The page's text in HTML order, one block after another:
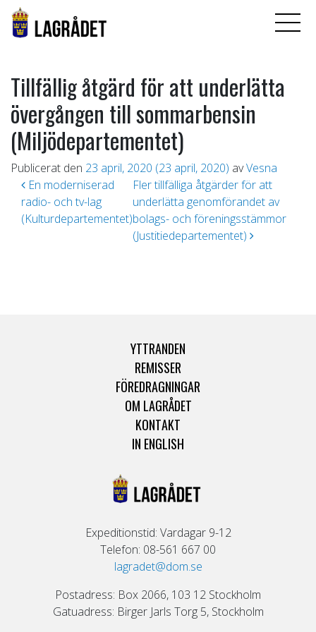
Tillfällig åtgärd för att underlätta
övergången till sommarbensin
(Miljödepartementet)
Publicerat den 23 april, 2020 (23 april, 2020) avVesna
Inläggsnavigering
En moderniserad
radio- och tv-lag
(Kulturdepartementet)
Fler tillfälliga åtgärder för att
underlätta genomförandet av
bolags- och föreningsstämmor
(Justitiedepartementet)
YTTRANDEN
REMISSER
FÖREDRAGNINGAR
OM LAGRÅDET
KONTAKT
IN ENGLISH
Expeditionstid: Vardagar 9-12
Telefon: 08-561 667 00
lagradet@dom.se
Postadress: Box 2066, 103 12 Stockholm
Gatuadress: Birger Jarls Torg 5, Stockholm